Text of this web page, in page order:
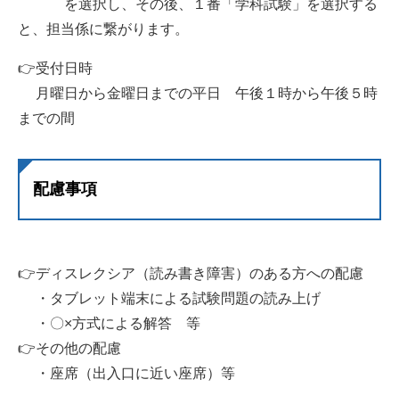
を選択し、その後、１番「学科試験」を選択する
と、担当係に繋がります。
👉受付日時
月曜日から金曜日までの平日 午後１時から午後５時
までの間
配慮事項
👉ディスレクシア（読み書き障害）のある方への配慮
・タブレット端末による試験問題の読み上げ
・〇×方式による解答 等
👉その他の配慮
・座席（出入口に近い座席）等